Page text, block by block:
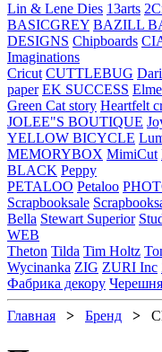
Lin & Lene Dies 13arts
BASICGREY BAZILL
DESIGNS Chipboards
Imaginations
Cricut CUTTLEBUG
paper EK SUCCESS
Green Cat story Heartfelt
JOLEE"S BOUTIQUE
YELLOW BICYCLE
MEMORYBOX MimiCut
BLACK Peppy
PETALOO Petaloo
Scrapbooksale
Bella Stewart Superior
WEB
Theton Tilda Tim Holtz
Wycinanka ZIG ZURI Inc
Фабрика декору Черешня
Главная > Бренд >